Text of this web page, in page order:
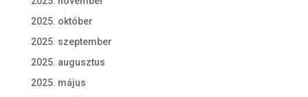
2025. október
2025. szeptember
2025. augusztus
2025. május